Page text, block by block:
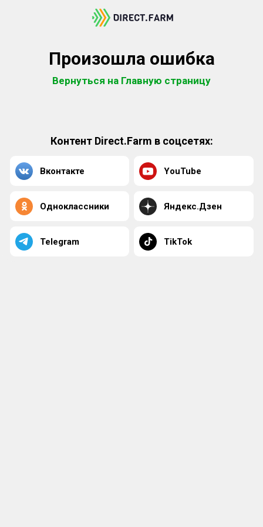
Произошла ошибка
Вернуться на Главную страницу
Контент Direct.Farm в соцсетях:
Вконтакте YouTube
Одноклассники Яндекс.Дзен
Telegram TikTok